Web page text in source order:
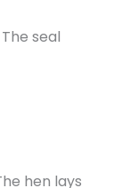
seal
hen lays